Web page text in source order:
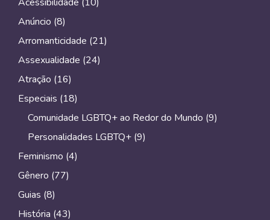
Anúncio (8)
Arromanticidade (21)
Assexualidade (24)
Atração (16)
Especiais (18)
Comunidade LGBTQ+ ao Redor do Mundo (9)
Personalidades LGBTQ+ (9)
Feminismo (4)
Gênero (77)
Guias (8)
História (43)